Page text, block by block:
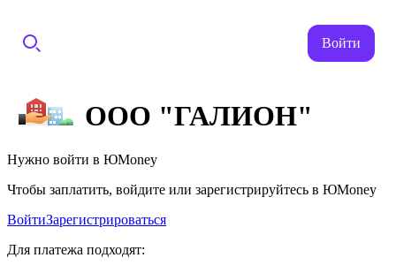
Войти
ООО "ГАЛИОН"
Нужно войти в ЮMoney
Чтобы заплатить, войдите или зарегистрируйтесь в ЮMoney
ВойтиЗарегистрироваться
Для платежа подходят: